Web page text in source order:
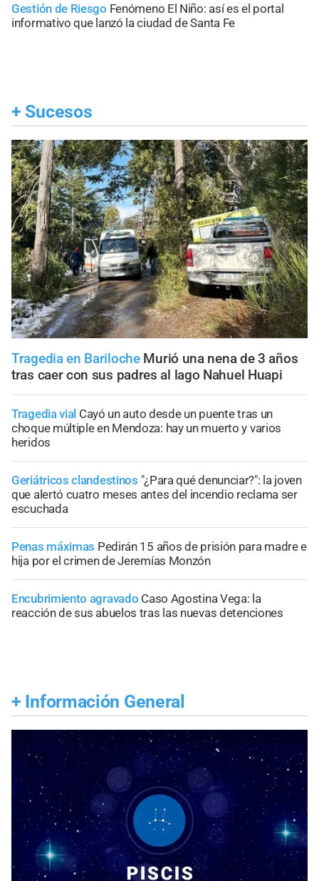
Gestión de Riesgo Fenómeno El Niño: así es el portal
informativo que lanzó la ciudad de Santa Fe
+ Sucesos
Tragedia en Bariloche Murió una nena de 3 años
tras caer con sus padres al lago Nahuel Huapi
Tragedia vial Cayó un auto desde un puente tras un
choque múltiple en Mendoza: hay un muerto y varios
heridos
Geriátricos clandestinos "¿Para qué denunciar?": la joven
que alertó cuatro meses antes del incendio reclama ser
escuchada
Penas máximas Pedirán 15 años de prisión para madre e
hija por el crimen de Jeremías Monzón
Encubrimiento agravado Caso Agostina Vega: la
reacción de sus abuelos tras las nuevas detenciones
+ Información General